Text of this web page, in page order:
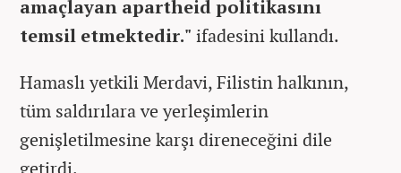
amaçlayan apartheid politikasını
temsil etmektedir." ifadesini kullandı.
Hamaslı yetkili Merdavi, Filistin halkının,
tüm saldırılara ve yerleşimlerin
genişletilmesine karşı direneceğini dile
getirdi.